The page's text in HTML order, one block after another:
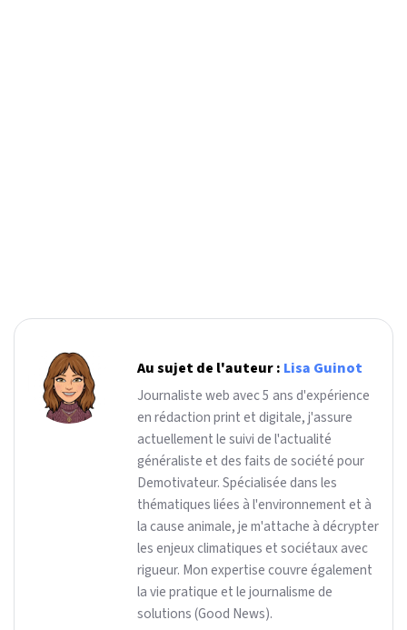
Au sujet de l'auteur : Lisa Guinot
Journaliste web avec 5 ans d'expérience
en rédaction print et digitale, j'assure
actuellement le suivi de l'actualité
généraliste et des faits de société pour
Demotivateur. Spécialisée dans les
thématiques liées à l'environnement et à
la cause animale, je m'attache à décrypter
les enjeux climatiques et sociétaux avec
rigueur. Mon expertise couvre également
la vie pratique et le journalisme de
solutions (Good News).